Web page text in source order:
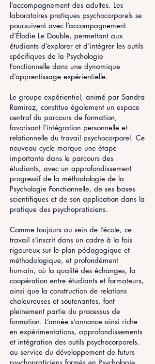
l’accompagnement des adultes. Les
laboratoires pratiques psychocorporels se
poursuivent avec l’accompagnement
d’Élodie Le Double, permettant aux
étudiants d’explorer et d’intégrer les outils
spécifiques de la Psychologie
Fonctionnelle dans une dynamique
d’apprentissage expérientielle.
Le groupe expérientiel, animé par Sandra
Ramirez, constitue également un espace
central du parcours de formation,
favorisant l’intégration personnelle et
relationnelle du travail psychocorporel. Ce
nouveau cycle marque une étape
importante dans le parcours des
étudiants, avec un approfondissement
progressif de la méthodologie de la
Psychologie Fonctionnelle, de ses bases
scientifiques et de son application dans la
pratique des psychopraticiens.
Comme toujours au sein de l’école, ce
travail s’inscrit dans un cadre à la fois
rigoureux sur le plan pédagogique et
méthodologique, et profondément
humain, où la qualité des échanges, la
coopération entre étudiants et formateurs,
ainsi que la construction de relations
chaleureuses et soutenantes, font
pleinement partie du processus de
formation. L’année s’annonce ainsi riche
en expérimentations, approfondissements
et intégration des outils psychocorporels,
au service du développement de futurs